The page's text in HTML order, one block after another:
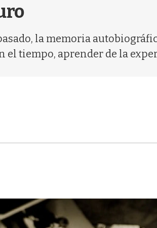
la memoria
el tiempo, aprender de la